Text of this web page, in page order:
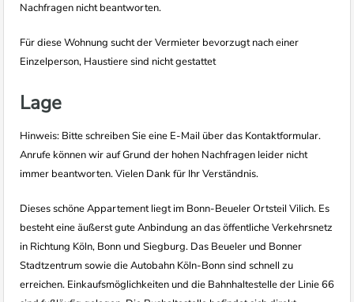
Nachfragen nicht beantworten.
Für diese Wohnung sucht der Vermieter bevorzugt nach einer
Einzelperson, Haustiere sind nicht gestattet
Lage
Hinweis: Bitte schreiben Sie eine E-Mail über das Kontaktformular.
Anrufe können wir auf Grund der hohen Nachfragen leider nicht
immer beantworten. Vielen Dank für Ihr Verständnis.
Dieses schöne Appartement liegt im Bonn-Beueler Ortsteil Vilich. Es
besteht eine äußerst gute Anbindung an das öffentliche Verkehrsnetz
in Richtung Köln, Bonn und Siegburg. Das Beueler und Bonner
Stadtzentrum sowie die Autobahn Köln-Bonn sind schnell zu
erreichen. Einkaufsmöglichkeiten und die Bahnhaltestelle der Linie 66